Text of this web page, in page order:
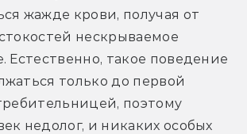
жажде крови, получая от
нескрываемое
Естественно, такое поведение
только до первой
поэтому
недолог, и никаких особых